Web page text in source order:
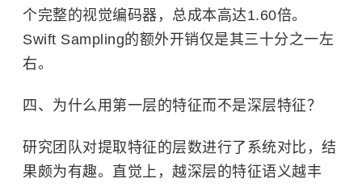
个完整的视觉编码器，总成本高达1.60倍。
Swift Sampling的额外开销仅是其三十分之一左
右。
四、为什么用第一层的特征而不是深层特征？
研究团队对提取特征的层数进行了系统对比，结
果颇为有趣。直觉上，越深层的特征语义越丰